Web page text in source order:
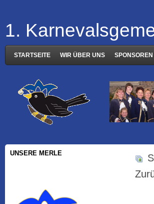
1.
STARTSEITE WIR ÜBER UNS SPONSOREN
UNSERE MERLE